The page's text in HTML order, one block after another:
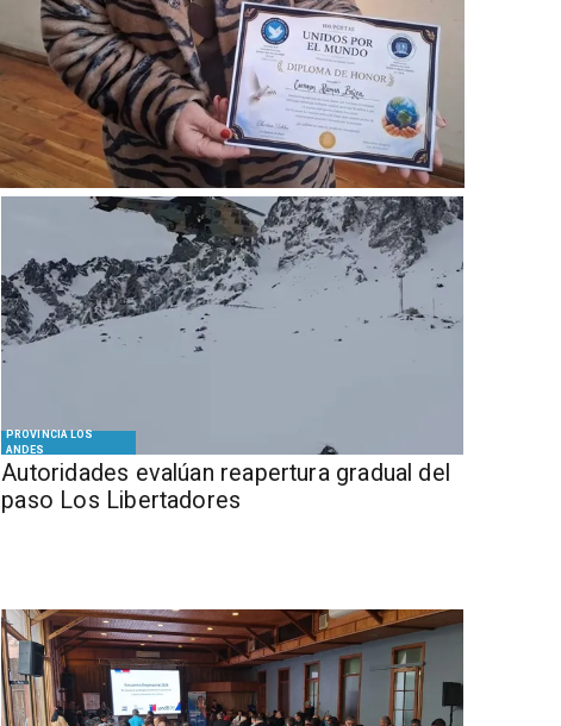
PROVINCIA LOS
ANDES
​​Autoridades evalúan reapertura gradual del
paso Los Libertadores